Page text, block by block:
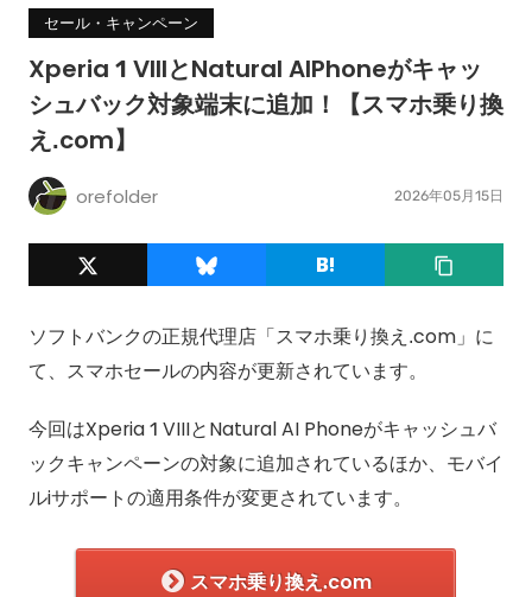
セール・キャンペーン
Xperia 1 VIIIとNatural AIPhoneがキャッ
シュバック対象端末に追加！【スマホ乗り換
え.com】
orefolder 2026年05月15日
ソフトバンクの正規代理店「スマホ乗り換え.com」に
て、スマホセールの内容が更新されています。
今回はXperia 1 VIIIとNatural AI Phoneがキャッシュバ
ックキャンペーンの対象に追加されているほか、モバイ
ルiサポートの適用条件が変更されています。
スマホ乗り換え.com